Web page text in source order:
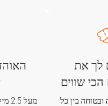
לך את
שווים
בין כל